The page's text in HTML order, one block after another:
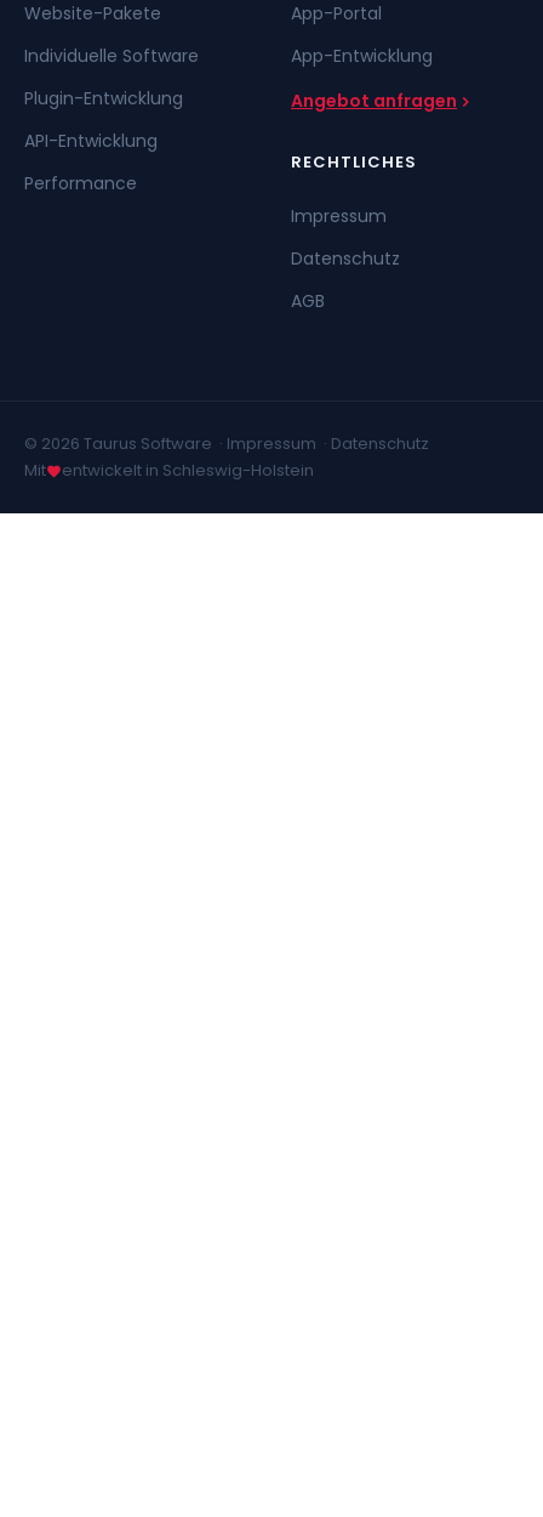
Website-Pakete
Individuelle Software
Plugin-Entwicklung
API-Entwicklung
Performance
App-Portal
App-Entwicklung
Angebot anfragen
RECHTLICHES
Impressum
Datenschutz
AGB
© 2026 Taurus Software · Impressum · Datenschutz
Mit
entwickelt in Schleswig-Holstein